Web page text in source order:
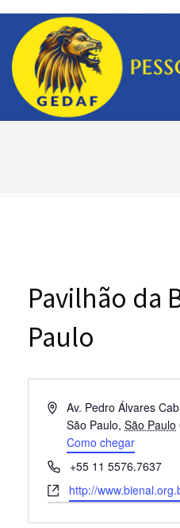
Pavilhão da
Paulo
Endereço
Av. Pedro Álvares
São Paulo, São Paulo
Como chegar
Telefone+55 11 5576.7637
Site
http://